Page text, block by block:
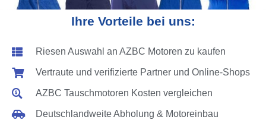
Ihre Vorteile bei uns:
Riesen Auswahl an AZBC Motoren zu kaufen
Vertraute und verifizierte Partner und Online-Shops
AZBC Tauschmotoren Kosten vergleichen
Deutschlandweite Abholung & Motoreinbau